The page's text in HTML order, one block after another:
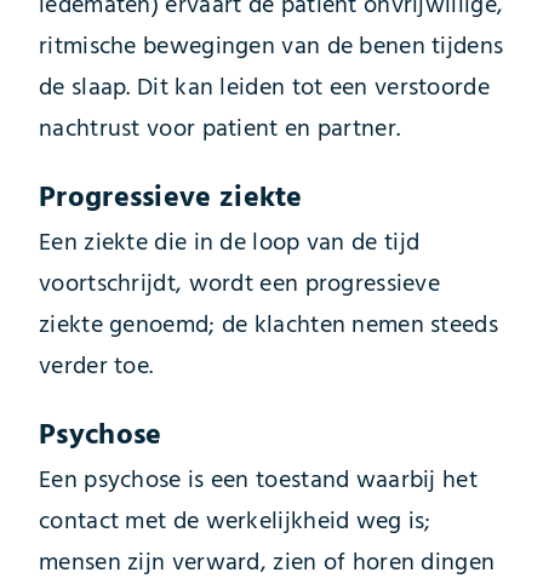
ritmische bewegingen van de benen tijdens
de slaap. Dit kan leiden tot een verstoorde
nachtrust voor patient en partner.
Progressieve ziekte
Een ziekte die in de loop van de tijd
voortschrijdt, wordt een progressieve
ziekte genoemd; de klachten nemen steeds
verder toe.
Psychose
Een psychose is een toestand waarbij het
contact met de werkelijkheid weg is;
mensen zijn verward, zien of horen dingen